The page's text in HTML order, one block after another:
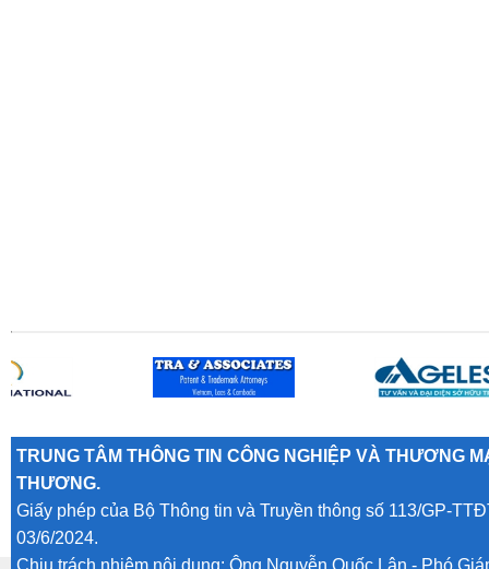
TRUNG TÂM THÔNG TIN CÔNG NGHIỆP VÀ THƯƠNG
THƯƠNG.
Giấy phép của Bộ Thông tin và Truyền thông số 113/GP-
03/6/2024.
Chịu trách nhiệm nội dung: Ông Nguyễn Quốc Lân - Phó